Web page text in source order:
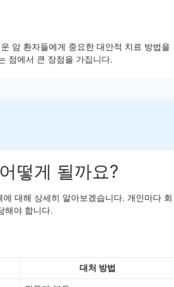
암 환자들에게 중요한 대안적 치료 방법을
점에서 큰 장점을 가집니다.
떻게 될까요?
대해 상세히 알아보겠습니다. 개인마다 회
해야 합니다.
대처 방법